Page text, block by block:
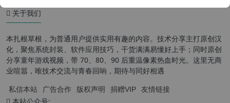
关于我们
本扎根草根，为普通用户提供实用有趣的内容。技术分享主打原创汉
化，聚焦系统封装、软件应用技巧，干货满满易懂好上手；同时原创
分享童年游戏视频，带 70、80、90 后重温像素热血时光。这里无商
业喧嚣，唯技术交流与青春回响，期待与同好相遇
私信本站 广告合作 版权声明 捐赠VIP 友情链接